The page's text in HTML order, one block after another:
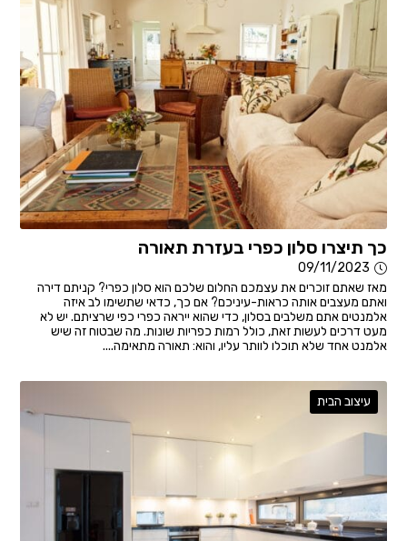
כך תיצרו סלון כפרי בעזרת תאורה
09/11/2023
מאז שאתם זוכרים את עצמכם החלום שלכם הוא סלון כפרי? קניתם דירה
ואתם מעצבים אותה כראות-עיניכם? אם כך, כדאי שתשימו לב איזה
אלמנטים אתם משלבים בסלון, כדי שהוא ייראה כפרי כפי שרציתם. יש לא
מעט דרכים לעשות זאת, כולל רמות כפריות שונות. מה שבטוח זה שיש
אלמנט אחד שלא תוכלו לוותר עליו, והוא: תאורה מתאימה....
עיצוב הבית